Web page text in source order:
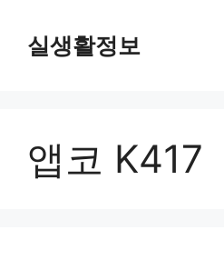
실생활정보
앱코 K417